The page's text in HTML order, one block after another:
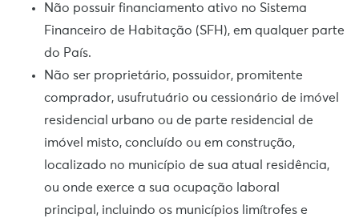
Não possuir financiamento ativo no Sistema
Financeiro de Habitação (SFH), em qualquer parte
do País.
Não ser proprietário, possuidor, promitente
comprador, usufrutuário ou cessionário de imóvel
residencial urbano ou de parte residencial de
imóvel misto, concluído ou em construção,
localizado no município de sua atual residência,
ou onde exerce a sua ocupação laboral
principal, incluindo os municípios limítrofes e